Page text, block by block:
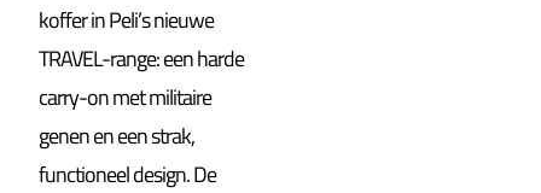
koffer in Peli’s nieuwe
TRAVEL-range: een harde
carry-on met militaire
genen en een strak,
functioneel design. De